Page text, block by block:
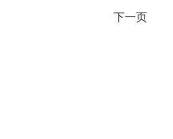
下一页